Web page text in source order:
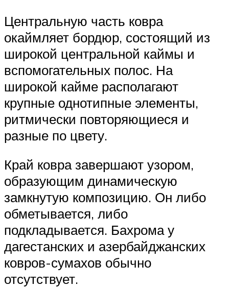
Центральную часть ковра
окаймляет бордюр, состоящий из
широкой центральной каймы и
вспомогательных полос. На
широкой кайме располагают
крупные однотипные элементы,
ритмически повторяющиеся и
разные по цвету.
Край ковра завершают узором,
образующим динамическую
замкнутую композицию. Он либо
обметывается, либо
подкладывается. Бахрома у
дагестанских и азербайджанских
ковров-сумахов обычно
отсутствует.